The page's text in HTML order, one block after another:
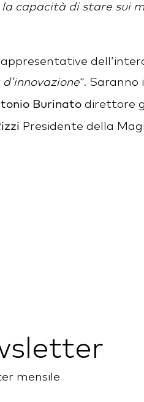
la capacità di stare sui
“.
Burinato direttore
Presidente della
mensile